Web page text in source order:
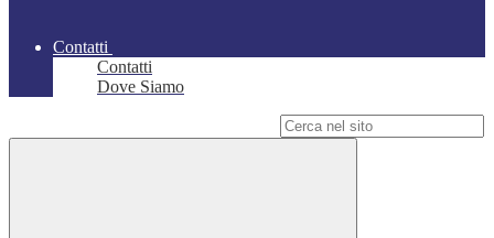
Contatti
Contatti
Dove Siamo